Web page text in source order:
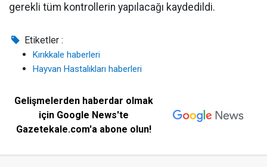
gerekli tüm kontrollerin yapılacağı kaydedildi.
Etiketler :
Kırıkkale haberleri
Hayvan Hastalıkları haberleri
Gelişmelerden haberdar olmak
için Google News'te
Gazetekale.com'a abone olun!